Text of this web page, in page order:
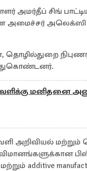
அமர்தீப் சிங்
அமைச்சர்
தொழில்துறை
மனிதனை
அறிவியல் மற்றும்
விமானங்களுக்கான
additive